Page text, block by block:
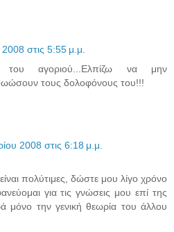
στις 5:55 μ.μ.
αγοριού...Ελπίζω να μην
τους δολοφόνους του!!!
2008 στις 6:18 μ.μ.
πολύτιμες, δώστε μου λίγο χρόνο
για τις γνώσεις μου επί της
μόνο την γενική θεωρία του άλλου